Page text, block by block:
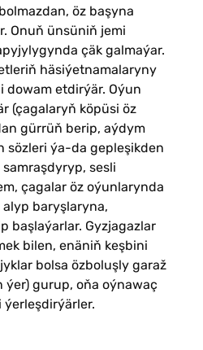
öz başyna
Onuň ünsüniň jemi
çäk galmaýar.
häsiýetnamalaryny
dowam etdirýär. Oýun
(çagalaryň köpüsi öz
gürrüň berip, aýdym
sözleri ýa-da gepleşikden
sesli
çagalar öz oýunlarynda
baryşlaryna,
başlaýarlar. Gyzjagazlar
bilen, enäniň keşbini
bolsa özboluşly garaž
ýer) gurup, oňa oýnawaç